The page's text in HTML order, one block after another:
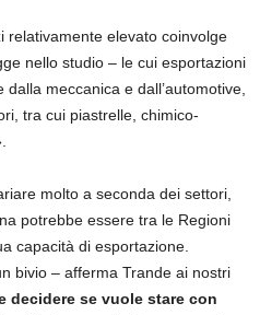
relativamente elevato coinvolge
nello studio – le cui esportazioni
meccanica e dall’automotive,
tra cui piastrelle, chimico-
molto a seconda dei settori,
potrebbe essere tra le Regioni
capacità di esportazione.
bivio – afferma Trande ai nostri
decidere se vuole stare con